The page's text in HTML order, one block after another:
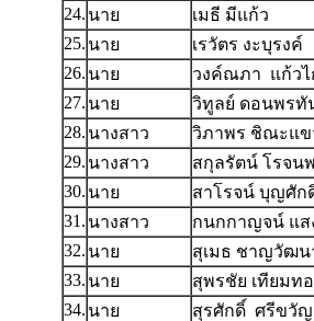
24. นาย เมธี มีแก้ว
25. นาย เรวัตร งะบุรงค์
26. นาย วงค์ณภา แก้วไ
27. นาย วิทูลย์ ดอนพรทั
28. นางสาว วิภาพร ชิณะแข
29. นางสาว สกุลรัตน์ โรจน
30. นาย สาโรจน์ บุญศัก
31. นางสาว กนกกาญจน์ แส
32. นาย สุเมธ ชาญวัฒน
33. นาย สุพรชัย เทียมท
34. นาย สุรศักดิ์ ศรีขวัญ